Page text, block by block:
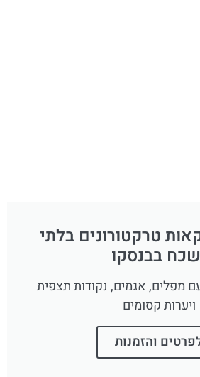
טרקטורונים בלתי
בבנסקו
מפלים, אגמים, נקודות תצפית
ויערות קסומים
והזמנות